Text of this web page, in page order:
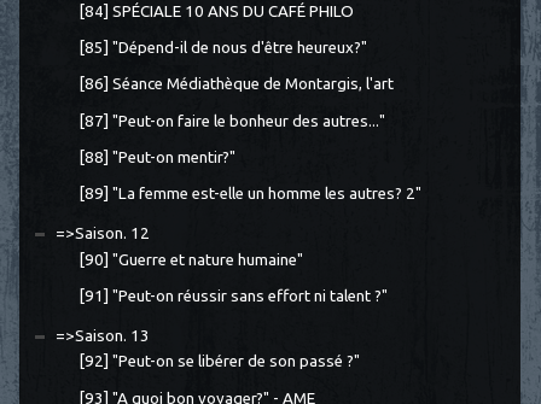
[84] SPÉCIALE 10 ANS DU CAFÉ PHILO
[85] "Dépend-il de nous d'être heureux?"
[86] Séance Médiathèque de Montargis, l'art
[87] "Peut-on faire le bonheur des autres..."
[88] "Peut-on mentir?"
[89] "La femme est-elle un homme les autres? 2"
=>Saison. 12
[90] "Guerre et nature humaine"
[91] "Peut-on réussir sans effort ni talent ?"
=>Saison. 13
[92] "Peut-on se libérer de son passé ?"
[93] "A quoi bon voyager?" - AME